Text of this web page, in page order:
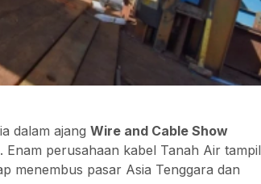
dalam ajangWire and Cable Show
perusahaan kabel Tanah Air tampil
menembus pasar Asia Tenggara dan